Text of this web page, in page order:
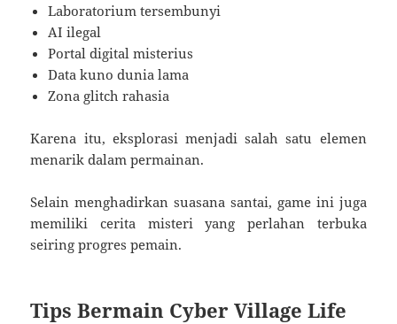
Laboratorium tersembunyi
AI ilegal
Portal digital misterius
Data kuno dunia lama
Zona glitch rahasia
Karena itu, eksplorasi menjadi salah satu elemen
menarik dalam permainan.
Selain menghadirkan suasana santai, game ini juga
memiliki cerita misteri yang perlahan terbuka
seiring progres pemain.
Tips Bermain Cyber Village Life